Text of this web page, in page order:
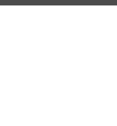
依據「消費者保護法